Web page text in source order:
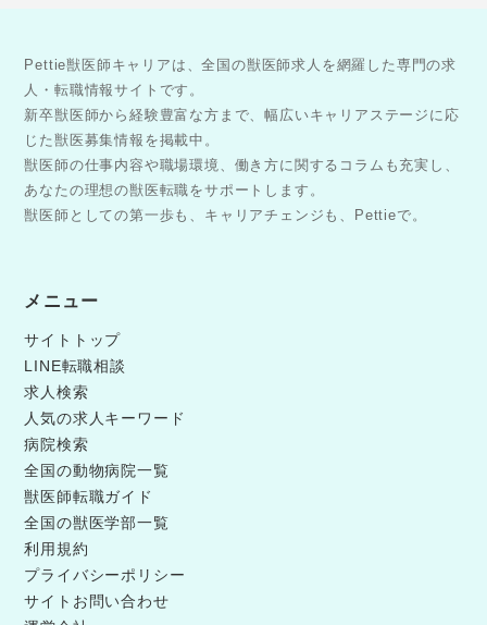
Pettie獣医師キャリアは、全国の獣医師求人を網羅した専門の求
人・転職情報サイトです。
新卒獣医師から経験豊富な方まで、幅広いキャリアステージに応
じた獣医募集情報を掲載中。
獣医師の仕事内容や職場環境、働き方に関するコラムも充実し、
あなたの理想の獣医転職をサポートします。
獣医師としての第一歩も、キャリアチェンジも、Pettieで。
メニュー
サイトトップ
LINE転職相談
求人検索
人気の求人キーワード
病院検索
全国の動物病院一覧
獣医師転職ガイド
全国の獣医学部一覧
利用規約
プライバシーポリシー
サイトお問い合わせ